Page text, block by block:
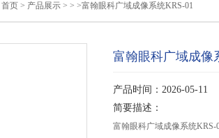
首页 > 产品展示 > > >富翰眼科广域成像系统KRS-01
富翰眼科广域成像
产品时间：2026-05-11
简要描述：
富翰眼科广域成像系统